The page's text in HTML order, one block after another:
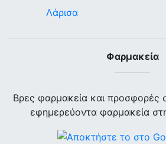
Λάρισα
Φαρμακεία
Βρες φαρμακεία και προσφορές
εφημερεύοντα φαρμακεία